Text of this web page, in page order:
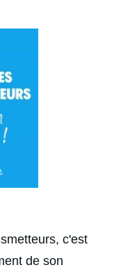
c'est
de son